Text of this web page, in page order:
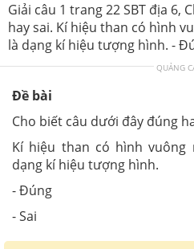
Giải câu 1 trang 22 SBT địa 6,
hay sai. Kí hiệu than có hình
là dạng kí hiệu tượng hình. -
QUẢNG
Đề bài
Cho biết câu dưới đây đúng
Kí hiệu than có hình
dạng kí hiệu tượng hình.
- Đúng
- Sai